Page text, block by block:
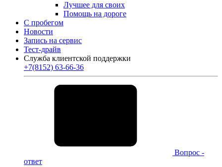
Лучшее для своих
Помощь на дороге
С пробегом
Новости
Запись на сервис
Тест-драйв
Служба клиентской поддержки
+7(8152) 63-66-36
Вопрос -
ответ